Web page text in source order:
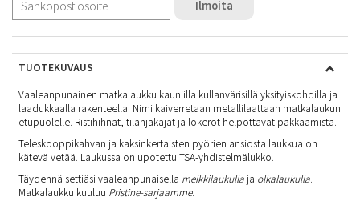
Ilmoita
TUOTEKUVAUS
Vaaleanpunainen matkalaukku kauniilla kullanvärisillä yksityiskohdilla ja
laadukkaalla rakenteella. Nimi kaiverretaan metallilaattaan matkalaukun
etupuolelle. Ristihihnat, tilanjakajat ja lokerot helpottavat pakkaamista.
Teleskooppikahvan ja kaksinkertaisten pyörien ansiosta laukkua on
kätevä vetää. Laukussa on upotettu TSA-yhdistelmälukko.
Täydennä settiäsi vaaleanpunaisella meikkilaukulla ja olkalaukulla
Matkalaukku kuuluu Pristine-sarjaamme.